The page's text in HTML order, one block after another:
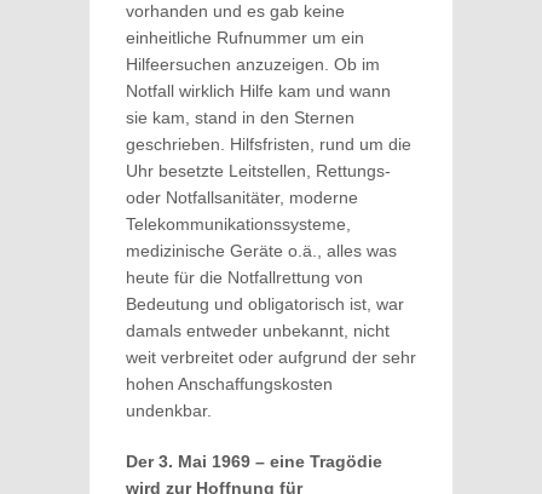
vorhanden und es gab keine
einheitliche Rufnummer um ein
Hilfeersuchen anzuzeigen. Ob im
Notfall wirklich Hilfe kam und wann
sie kam, stand in den Sternen
geschrieben. Hilfsfristen, rund um die
Uhr besetzte Leitstellen, Rettungs-
oder Notfallsanitäter, moderne
Telekommunikationssysteme,
medizinische Geräte o.ä., alles was
heute für die Notfallrettung von
Bedeutung und obligatorisch ist, war
damals entweder unbekannt, nicht
weit verbreitet oder aufgrund der sehr
hohen Anschaffungskosten
undenkbar.
Der 3. Mai 1969 – eine Tragödie
wird zur Hoffnung für